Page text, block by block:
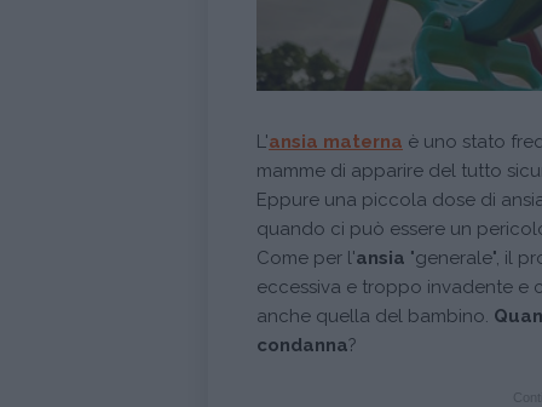
L'ansia materna è uno stato
mamme di apparire del tutto
Eppure una piccola dose di
quando ci può essere un
Come per l'ansia "generale", il
eccessiva e troppo invadente e
anche quella del bambino.
condanna?